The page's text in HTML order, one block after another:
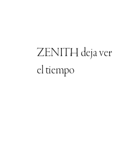
ZENITH deja ver
el tiempo